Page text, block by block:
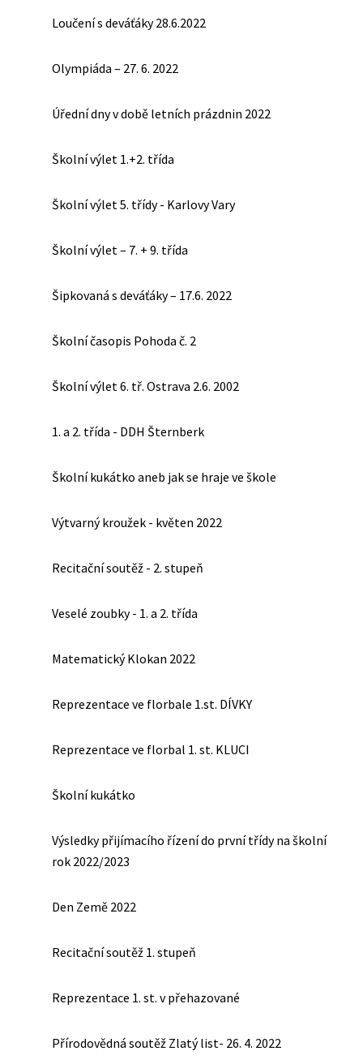
Loučení s deváťáky 28.6.2022
Olympiáda – 27. 6. 2022
Úřední dny v době letních prázdnin 2022
Školní výlet 1.+2. třída
Školní výlet 5. třídy - Karlovy Vary
Školní výlet – 7. + 9. třída
Šipkovaná s deváťáky – 17.6. 2022
Školní časopis Pohoda č. 2
Školní výlet 6. tř. Ostrava 2.6. 2002
1. a 2. třída - DDH Šternberk
Školní kukátko aneb jak se hraje ve škole
Výtvarný kroužek - květen 2022
Recitační soutěž - 2. stupeň
Veselé zoubky - 1. a 2. třída
Matematický Klokan 2022
Reprezentace ve florbale 1.st. DÍVKY
Reprezentace ve florbal 1. st. KLUCI
Školní kukátko
Výsledky přijímacího řízení do první třídy na školní
rok 2022/2023
Den Země 2022
Recitační soutěž 1. stupeň
Reprezentace 1. st. v přehazované
Přírodovědná soutěž Zlatý list- 26. 4. 2022